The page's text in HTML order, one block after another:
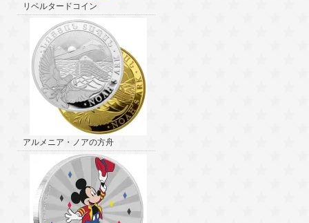
リベルタードコイン
アルメニア・ノアの方舟